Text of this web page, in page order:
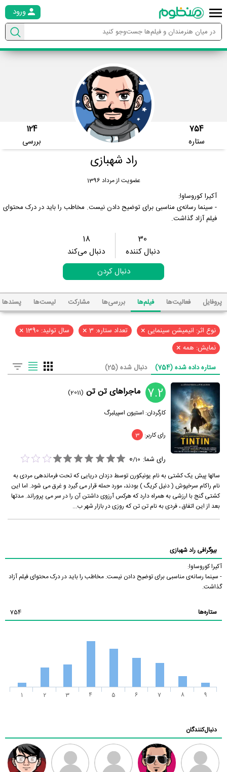
ورود
754
ستاره
124
بررسی
راد شهبازی
عضویت از مرداد 1396
آکیرا کوروساوا:
- سینما رسانه‌ی مناسبی برای توضیح دادن نیست. مخاطب را باید در درک محتوای
فیلم آزاد گذاشت.
30
دنبال کننده
18
دنبال می‌کند
دنبال کردن
پروفایل فعالیت‌ها فیلم‌ها بررسی‌ها مشارکت لیست‌ها پسند‌ها
نوع اثر: انیمیشن سینمایی × تعداد ستاره: 3 × سال تولید: 1390 ×
نمایش: همه ×
ستاره داده شده (754) دنبال شده (25)
7.2 ماجراهای تن تن (2011)
کارگردان: استیون اسپیلبرگ
رای کاربر: 3
رای شما: 0/10
سالها پیش یک کشتی به نام یونیکورن توسط دزدان دریایی که تحت فرماندهی مردی به
نام راکام سرخپوش ( دنیل کریگ ) بودند، مورد حمله قرار می گیرد و غرق می شود. اما این
کشتی گنج با ارزشی به همراه دارد که هرکس آرزوی داشتن آن را در سر می پروراند. مدتها
بعد از این اتفاق ، فردی به نام تن تن که روزی در بازار شهر ب...
بیوگرافی راد شهبازی
آکیرا کوروساوا:
- سینما رسانه‌ی مناسبی برای توضیح دادن نیست. مخاطب را باید در درک محتوای فیلم آزاد
گذاشت.
ستاره‌ها 754
1 2 3 4 5 6 7 8 9
دنبال‌کنندگان